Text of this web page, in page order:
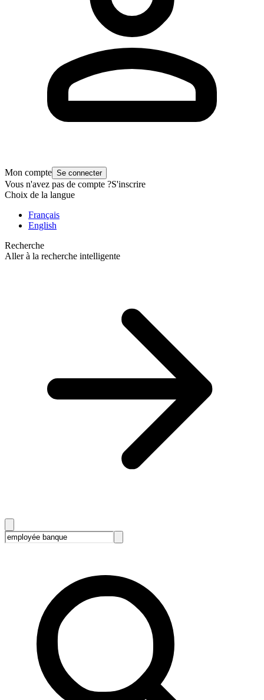
Mon compte Se connecter
Vous n'avez pas de compte ?S'inscrire
Choix de la langue
Français
English
Recherche
Aller à la recherche intelligente